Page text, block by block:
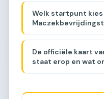
Welk startpunt kies
De officiële kaart
staat erop en wat